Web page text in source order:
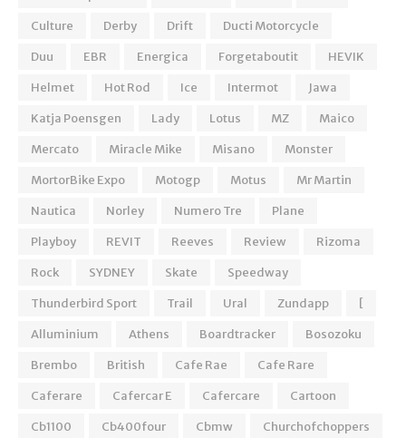
Culture
Derby Drift
Ducti Motorcycle
Duu
EBR Energica Forgetaboutit
HEVIK
Helmet
Hot Rod Ice Intermot
Jawa
Katja Poensgen
Lady Lotus MZ
Maico
Mercato
Miracle Mike Misano
Monster
MortorBike Expo
Motogp Motus
Mr Martin
Nautica
Norley Numero Tre
Plane
Playboy
REVIT Reeves Review
Rizoma
Rock
SYDNEY Skate
Speedway
Thunderbird Sport
Trail Ural Zundapp
[
Alluminium
Athens Boardtracker
Bosozoku
Brembo
British Cafe Rae
Cafe Rare
Caferare
Cafercar E Cafercare
Cartoon
Cb1100
Cb400four Cbmw
Churchofchoppers